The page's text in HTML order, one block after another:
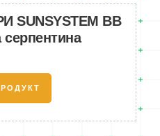
BB
серпентина